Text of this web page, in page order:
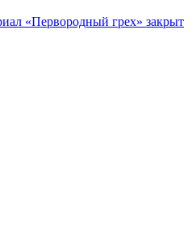
«Первородный грех» закрыт